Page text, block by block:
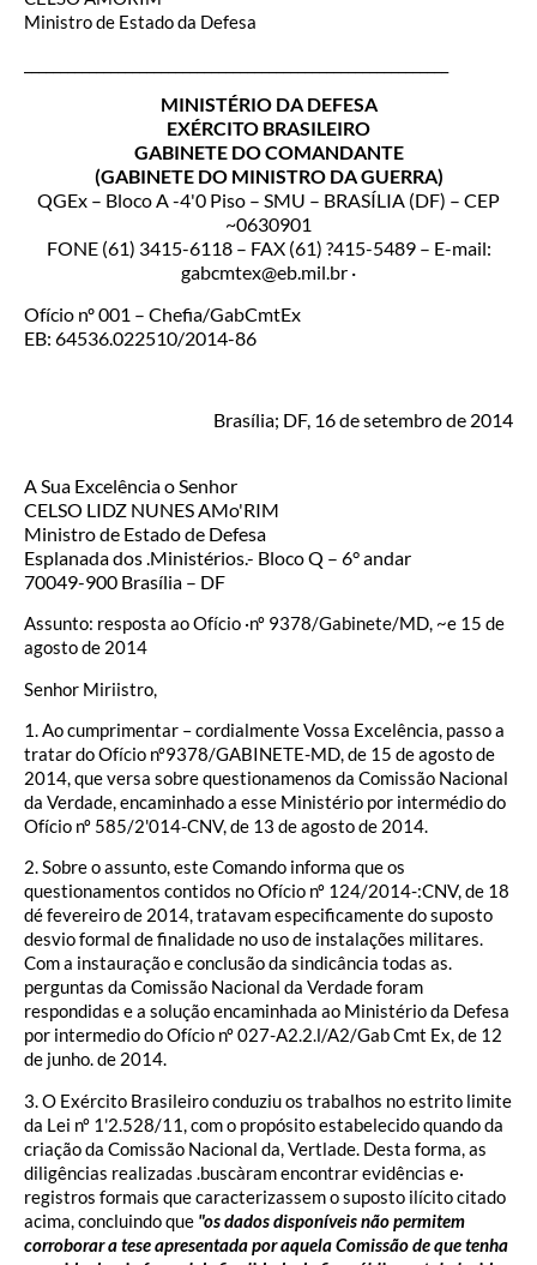
Ministro de Estado da Defesa
MINISTÉRIO DA DEFESA
EXÉRCITO BRASILEIRO
GABINETE DO COMANDANTE
(GABINETE DO MINISTRO DA GUERRA)
QGEx – Bloco A -4'0 Piso – SMU – BRASÍLIA (DF) – CEP
~0630901
FONE (61) 3415-6118 – FAX (61) ?415-5489 – E-mail:
gabcmtex@eb.mil.br ·
Ofício nº 001 – Chefia/GabCmtEx
EB: 64536.022510/2014-86
Brasília; DF, 16 de setembro de 2014
A Sua Excelência o Senhor
CELSO LIDZ NUNES AMo'RIM
Ministro de Estado de Defesa
Esplanada dos .Ministérios.- Bloco Q – 6° andar
70049-900 Brasília – DF
Assunto: resposta ao Ofício ·nº 9378/Gabinete/MD, ~e 15 de
agosto de 2014
Senhor Miriistro,
1. Ao cumprimentar – cordialmente Vossa Excelência, passo a
tratar do Ofício nº9378/GABINETE-MD, de 15 de agosto de
2014, que versa sobre questionamenos da Comissão Nacional
da Verdade, encaminhado a esse Ministério por intermédio do
Ofício nº 585/2'014-CNV, de 13 de agosto de 2014.
2. Sobre o assunto, este Comando informa que os
questionamentos contidos no Ofício nº 124/2014-:CNV, de 18
dé fevereiro de 2014, tratavam especificamente do suposto
desvio formal de finalidade no uso de instalações militares.
Com a instauração e conclusão da sindicância todas as.
perguntas da Comissão Nacional da Verdade foram
respondidas e a solução encaminhada ao Ministério da Defesa
por intermedio do Ofício nº 027-A2.2.l/A2/Gab Cmt Ex, de 12
de junho. de 2014.
3. O Exército Brasileiro conduziu os trabalhos no estrito limite
da Lei nº 1'2.528/11, com o propósito estabelecido quando da
criação da Comissão Nacional da, Vertlade. Desta forma, as
diligências realizadas .buscàram encontrar evidências e·
registros formais que caracterizassem o suposto ilícito citado
acima, concluindo que "os dados disponíveis não permitem
corroborar a tese apresentada por aquela Comissão de que tenha